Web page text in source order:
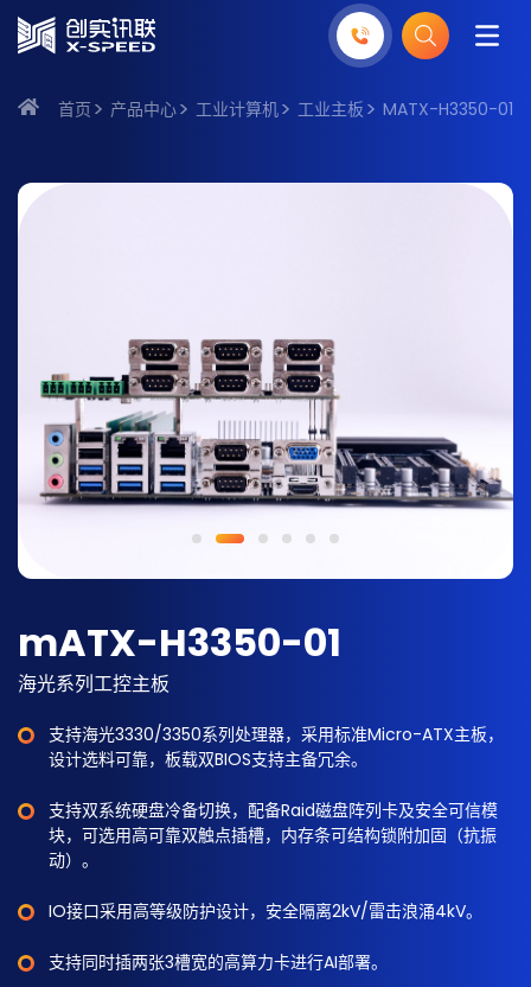
首页 产品中心 工业计算机 工业主板 MATX-H3350-01
mATX-H3350-01
海光系列工控主板
支持海光3330/3350系列处理器，采用标准Micro-ATX主板，
设计选料可靠，板载双BIOS支持主备冗余。
支持双系统硬盘冷备切换，配备Raid磁盘阵列卡及安全可信模
块，可选用高可靠双触点插槽，内存条可结构锁附加固（抗振
动）。
IO接口采用高等级防护设计，安全隔离2kV/雷击浪涌4kV。
支持同时插两张3槽宽的高算力卡进行AI部署。